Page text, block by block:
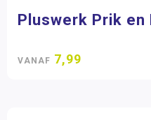
Pluswerk Prik en
VANAF 7,99